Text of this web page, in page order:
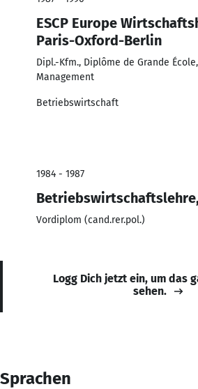
ESCP Europe
Paris-Oxford-Berlin
Dipl.-Kfm., Diplôme de Grande
Management
Betriebswirtschaft
1984 - 1987
Vordiplom (cand.rer.pol.)
Logg Dich jetzt ein, um das
sehen.
Sprachen